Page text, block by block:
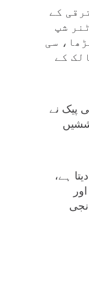
کے
شپ
سی
کے
پیک نے
ہے،
نجی